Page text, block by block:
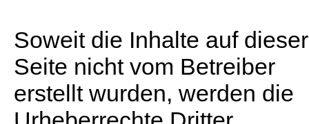
Soweit die Inhalte auf dieser
Seite nicht vom Betreiber
erstellt wurden, werden die